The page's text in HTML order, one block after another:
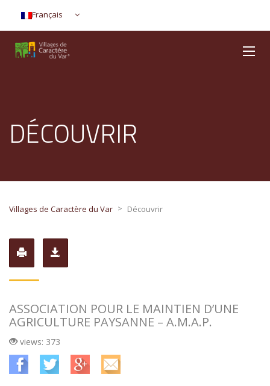
Français
DÉCOUVRIR
Villages de Caractère du Var > Découvrir
ASSOCIATION POUR LE MAINTIEN D’UNE
AGRICULTURE PAYSANNE – A.M.A.P.
views: 373